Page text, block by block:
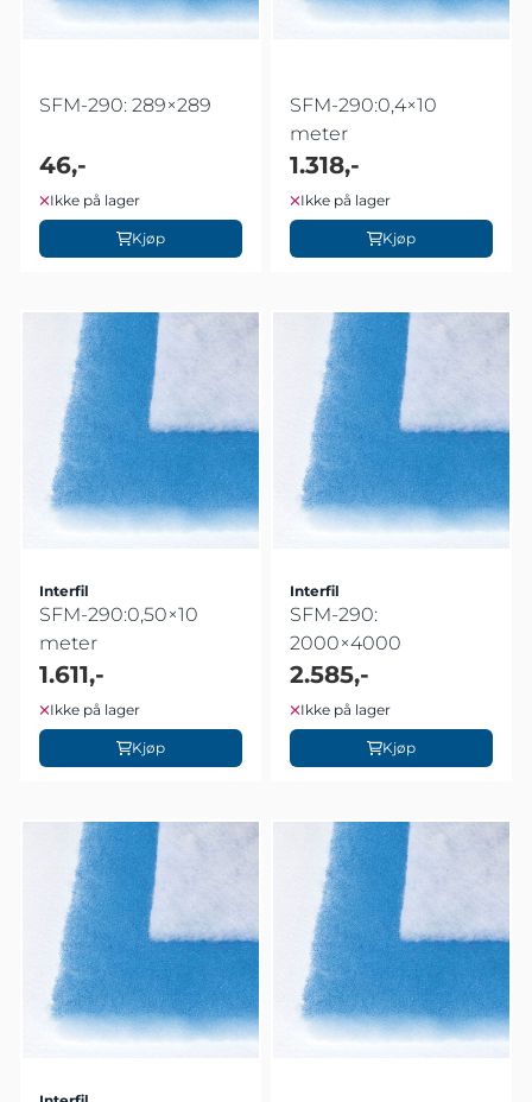
SFM-290: 289×289
46,-
Ikke på lager
Kjøp
SFM-290:0,4×10
meter
1.318,-
Ikke på lager
Kjøp
Interfil
SFM-290:0,50×10
meter
1.611,-
Ikke på lager
Kjøp
Interfil
SFM-290:
2000×4000
2.585,-
Ikke på lager
Kjøp